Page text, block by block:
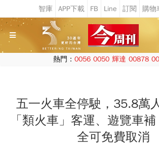
熱門： 0056 0050 輝達 00878
五一火車全停駛，35.8萬
「類火車」客運、遊覽車
全可免費取消